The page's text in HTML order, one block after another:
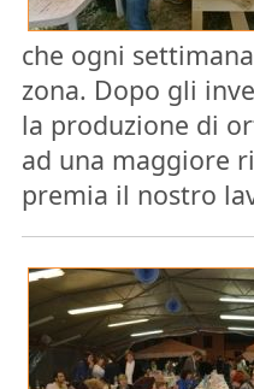
che ogni
zona. Dopo gli
la produzione di
ad una maggiore
premia il nostro